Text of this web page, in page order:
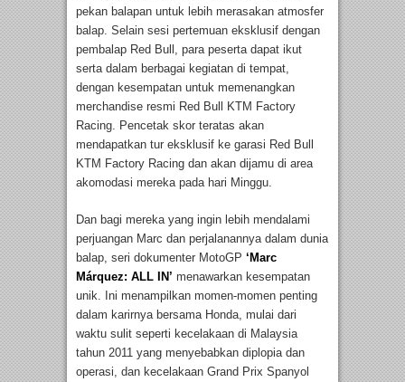
pekan balapan untuk lebih merasakan atmosfer
balap. Selain sesi pertemuan eksklusif dengan
pembalap Red Bull, para peserta dapat ikut
serta dalam berbagai kegiatan di tempat,
dengan kesempatan untuk memenangkan
merchandise resmi Red Bull KTM Factory
Racing. Pencetak skor teratas akan
mendapatkan tur eksklusif ke garasi Red Bull
KTM Factory Racing dan akan dijamu di area
akomodasi mereka pada hari Minggu.
Dan bagi mereka yang ingin lebih mendalami
perjuangan Marc dan perjalanannya dalam dunia
balap, seri dokumenter MotoGP ‘Marc
Márquez: ALL IN’ menawarkan kesempatan
unik. Ini menampilkan momen-momen penting
dalam karirnya bersama Honda, mulai dari
waktu sulit seperti kecelakaan di Malaysia
tahun 2011 yang menyebabkan diplopia dan
operasi, dan kecelakaan Grand Prix Spanyol